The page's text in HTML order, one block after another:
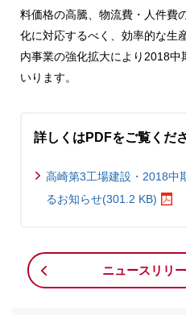
料価格の高騰、物流費・人件費
化に対応するべく、効率的な生
内事業の強化拡大により2018中
いります。
詳しくはPDFをご覧くださ
高崎第3工場建設・2018中
るお知らせ(301.2 KB)
ニュースリリ